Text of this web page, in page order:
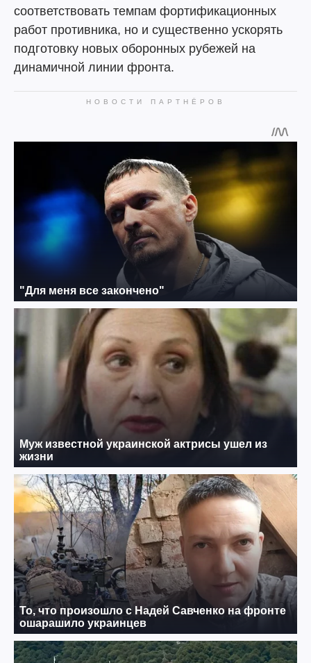
соответствовать темпам фортификационных
работ противника, но и существенно ускорять
подготовку новых оборонных рубежей на
динамичной линии фронта.